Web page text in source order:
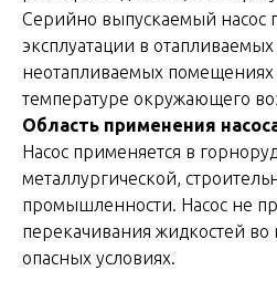
Серийно выпускаемый насос
эксплуатации в
неотапливаемых
температуре окружающего
Область применения
Насос применяется в
металлургической,
промышленности. Насос не
перекачивания жидкостей
опасных условиях.